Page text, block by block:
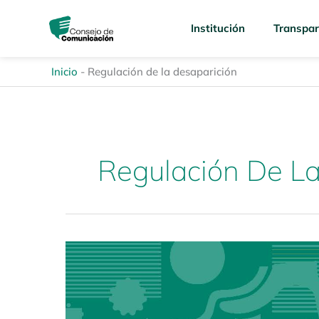
Institución
Inicio - Regulación de la desaparición
Regulación De
Espacio
de
diálogo:
Memoria